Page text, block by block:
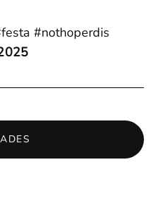
#nothoperdis